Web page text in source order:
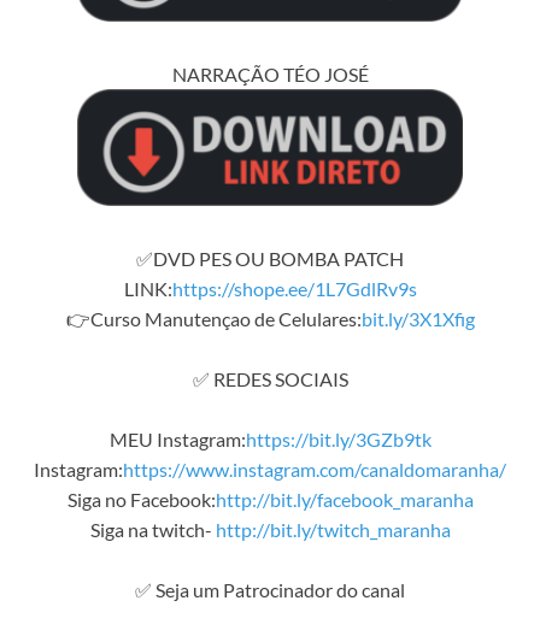
NARRAÇÃO TÉO JOSÉ
✅DVD PES OU BOMBA PATCH
LINK:https://shope.ee/1L7GdlRv9s
👉Curso Manutençao de Celulares:bit.ly/3X1Xfig
✅ REDES SOCIAIS
MEU Instagram:https://bit.ly/3GZb9tk
Instagram:https://www.instagram.com/canaldomaranha/
Siga no Facebook:http://bit.ly/facebook_maranha
Siga na twitch- http://bit.ly/twitch_maranha
✅ Seja um Patrocinador do canal